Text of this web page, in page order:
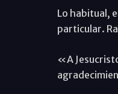
Lo habitual,
particular.
«A